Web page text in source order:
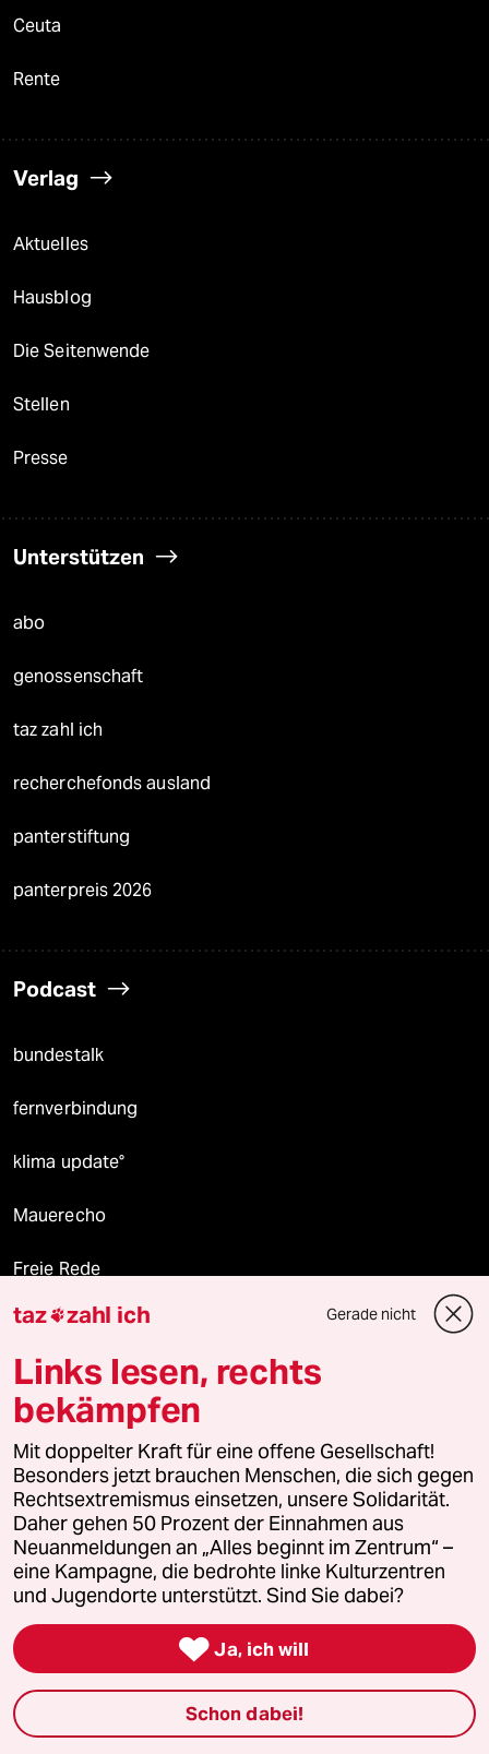
Ceuta
Rente
Verlag
Aktuelles
Hausblog
Die Seitenwende
Stellen
Presse
Unterstützen
abo
genossenschaft
taz zahl ich
recherchefonds ausland
panterstiftung
panterpreis 2026
Podcast
bundestalk
fernverbindung
klima update°
Mauerecho
Freie Rede
reingehen
Newsletter
team zukunft
taz frisch
taz zahl ich
taz lab Infobrief
Veranstaltungen
taz zahl ich Gerade nicht
Links lesen, rechts
bekämpfen
Mit doppelter Kraft für eine offene Gesellschaft!
Besonders jetzt brauchen Menschen, die sich gegen
Rechtsextremismus einsetzen, unsere Solidarität.
Daher gehen 50 Prozent der Einnahmen aus
Neuanmeldungen an „Alles beginnt im Zentrum“ –
eine Kampagne, die bedrohte linke Kulturzentren
und Jugendorte unterstützt. Sind Sie dabei?
 Ja, ich will
Schon dabei!